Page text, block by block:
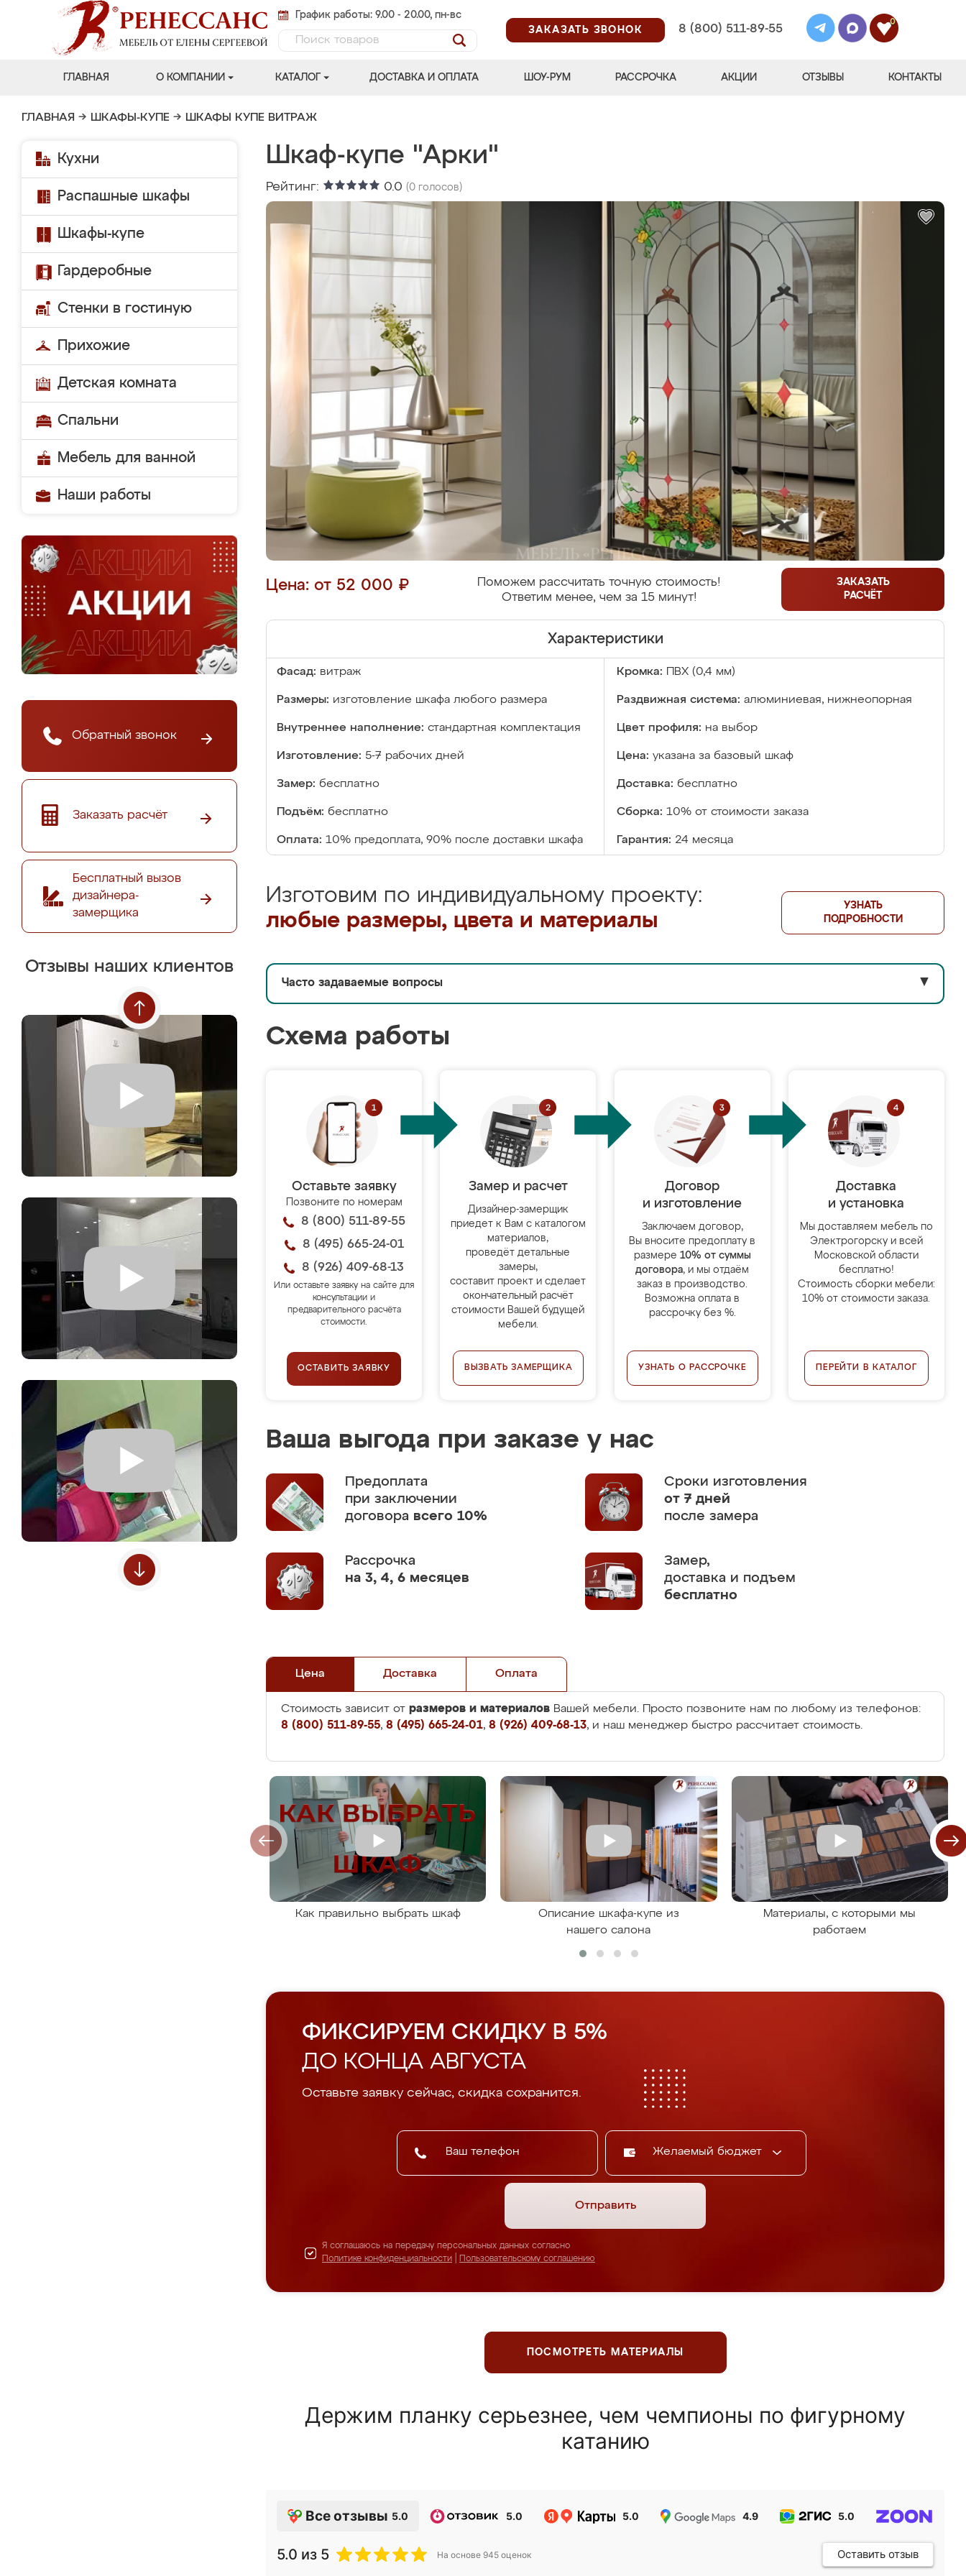
График работы: 9.00 - 20.00, пн-вс
ЗАКАЗАТЬ ЗВОНОК
8 (800) 511-89-55
0
ГЛАВНАЯ О КОМПАНИИ КАТАЛОГ ДОСТАВКА И ОПЛАТА ШОУ-РУМ РАССРОЧКА АКЦИИ ОТЗЫВЫ КОНТАКТЫ
ГЛАВНАЯ → ШКАФЫ-КУПЕ → ШКАФЫ КУПЕ ВИТРАЖ
Кухни
Распашные шкафы
Шкафы-купе
Гардеробные
Стенки в гостиную
Прихожие
Детская комната
Спальни
Мебель для ванной
Наши работы
Обратный звонок
Заказать расчёт
Бесплатный вызов
дизайнера-
замерщика
Отзывы наших клиентов
Шкаф-купе "Арки"
Рейтинг: 0.0 (0 голосов)
Цена: от 52 000 ₽
Поможем рассчитать точную стоимость!
Ответим менее, чем за 15 минут!
ЗАКАЗАТЬ
РАСЧЁТ
Характеристики
Фасад: витраж Кромка: ПВХ (0,4 мм)
Размеры: изготовление шкафа любого размера Раздвижная система: алюминиевая, нижнеопорная
Внутреннее наполнение: стандартная комплектация Цвет профиля: на выбор
Изготовление: 5-7 рабочих дней Цена: указана за базовый шкаф
Замер: бесплатно Доставка: бесплатно
Подъём: бесплатно Сборка: 10% от стоимости заказа
Оплата: 10% предоплата, 90% после доставки шкафа Гарантия: 24 месяца
Изготовим по индивидуальному проекту:
любые размеры, цвета и материалы
УЗНАТЬ
ПОДРОБНОСТИ
Часто задаваемые вопросы ▼
Схема работы
Оставьте заявку
Позвоните по номерам
8 (800) 511-89-55
8 (495) 665-24-01
8 (926) 409-68-13
Или оставьте заявку на сайте для
консультации и
предварительного расчёта
стоимости.
ОСТАВИТЬ ЗАЯВКУ
Замер и расчет
Дизайнер-замерщик
приедет к Вам с каталогом
материалов,
проведёт детальные
замеры,
составит проект и сделает
окончательный расчёт
стоимости Вашей будущей
мебели.
ВЫЗВАТЬ ЗАМЕРЩИКА
Договор
и изготовление
Заключаем договор,
Вы вносите предоплату в
размере 10% от суммы
договора, и мы отдаём
заказ в производство.
Возможна оплата в
рассрочку без %.
УЗНАТЬ О РАССРОЧКЕ
Доставка
и установка
Мы доставляем мебель по
Электрогорску и всей
Московской области
бесплатно!
Стоимость сборки мебели:
10% от стоимости заказа.
ПЕРЕЙТИ В КАТАЛОГ
Ваша выгода при заказе у нас
Предоплата
при заключении
договора всего 10%
Сроки изготовления
от 7 дней
после замера
Рассрочка
на 3, 4, 6 месяцев
Замер,
доставка и подъем
бесплатно
Цена Доставка Оплата
Стоимость зависит от размеров и материалов Вашей мебели. Просто позвоните нам по любому из телефонов:
8 (800) 511-89-55, 8 (495) 665-24-01, 8 (926) 409-68-13, и наш менеджер быстро рассчитает стоимость.
Как правильно выбрать шкаф
Описание шкафа-купе из
нашего салона
Материалы, с которыми мы
работаем
ФИКСИРУЕМ СКИДКУ В 5%
ДО КОНЦА АВГУСТА
Оставьте заявку сейчас, скидка сохранится.
Желаемый бюджет
Отправить
Я соглашаюсь на передачу персональных данных согласно
Политике конфиденциальности
Пользовательскому соглашению
ПОСМОТРЕТЬ МАТЕРИАЛЫ
Держим планку серьезнее, чем чемпионы по фигурному
катанию
Все отзывы 5.0 5.0 5.0 4.9 5.0
5.0 из 5 На основе 945 оценок Оставить отзыв